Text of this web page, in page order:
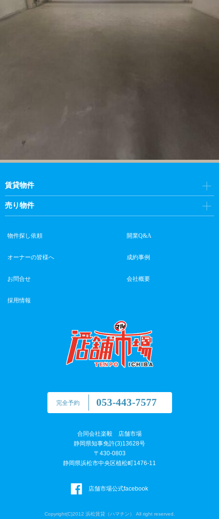
完全予約 053-443-7577
合同会社楽毅 店舗市場
静岡県知事免許(3)13628号
〒430-0803
静岡県浜松市中央区植松町1476-11
店舗市場公式facebook
賃貸物件
売り物件
物件探し依頼 開業Q&A
オーナーの皆様へ 成約事例
お問合せ 会社概要
採用情報
Copyright(C)2012 浜松賃貸（ハマチン） All right reserved.